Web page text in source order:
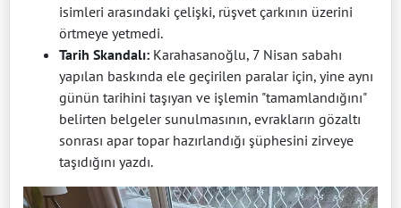
isimleri arasındaki çelişki, rüşvet çarkının üzerini
örtmeye yetmedi.
Tarih Skandalı: Karahasanoğlu, 7 Nisan sabahı
yapılan baskında ele geçirilen paralar için, yine aynı
günün tarihini taşıyan ve işlemin "tamamlandığını"
belirten belgeler sunulmasının, evrakların gözaltı
sonrası apar topar hazırlandığı şüphesini zirveye
taşıdığını yazdı.